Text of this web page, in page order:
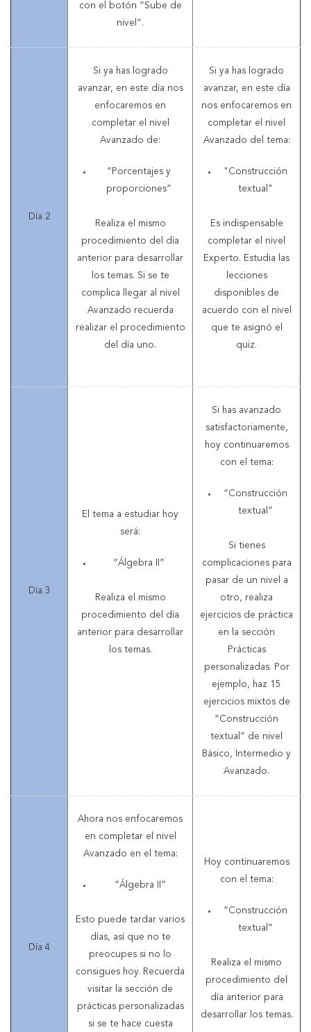
con el botón “Sube de
nivel”.
Día 2
Si ya has logrado
avanzar, en este día nos
enfocaremos en
completar el nivel
Avanzado de:
“Porcentajes y
proporciones”
Realiza el mismo
procedimiento del día
anterior para desarrollar
los temas. Si se te
complica llegar al nivel
Avanzado recuerda
realizar el procedimiento
del día uno.
Si ya has logrado
avanzar, en este día
nos enfocaremos en
completar el nivel
Avanzado del tema:
"Construcción
textual"
Es indispensable
completar el nivel
Experto. Estudia las
lecciones
disponibles de
acuerdo con el nivel
que te asignó el
quiz.
Día 3
El tema a estudiar hoy
será:
“Álgebra II”
Realiza el mismo
procedimiento del día
anterior para desarrollar
los temas.
Si has avanzado
satisfactoriamente,
hoy continuaremos
con el tema:
“Construcción
textual”
Si tienes
complicaciones para
pasar de un nivel a
otro, realiza
ejercicios de práctica
en la sección
Prácticas
personalizadas. Por
ejemplo, haz 15
ejercicios mixtos de
“Construcción
textual” de nivel
Básico, Intermedio y
Avanzado.
Día 4
Ahora nos enfocaremos
en completar el nivel
Avanzado en el tema:
“Álgebra II”
Esto puede tardar varios
días, así que no te
preocupes si no lo
consigues hoy. Recuerda
visitar la sección de
prácticas personalizadas
si se te hace cuesta
Hoy continuaremos
con el tema:
“Construcción
textual”
Realiza el mismo
procedimiento del
día anterior para
desarrollar los temas.